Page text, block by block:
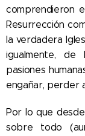
comprendieron
Resurrección
la verdadera
igualmente, de
pasiones
engañar, perder
Por lo que
sobre todo